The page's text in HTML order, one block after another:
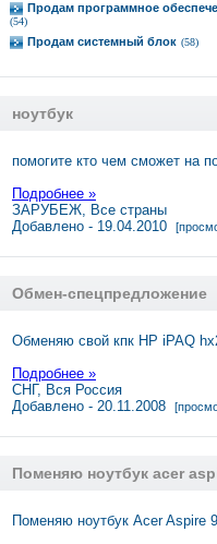
Продам программное
(54)
Продам системный блок (58)
ноутбук
помогите кто чем сможет на
Подробнее »
ЗАРУБЕЖ, Все страны
Добавлено - 19.04.2010
Обмен-спецпредложение
Обменяю свой кпк HP iPAQ
Подробнее »
СНГ, Вся Россия
Добавлено - 20.11.2008
Поменяю ноутбук acer
Поменяю ноутбук Acer Aspire